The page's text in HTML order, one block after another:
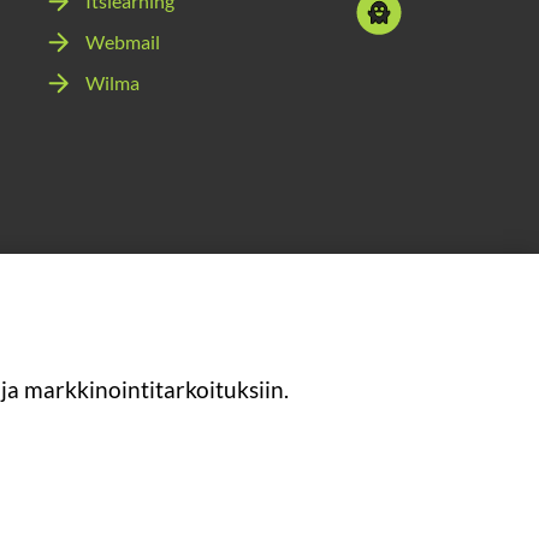
Webmail
Wilma
youtube
media:
ja markkinointitarkoituksiin.